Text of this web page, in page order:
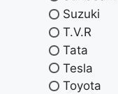
Suzuki
T.V.R
Tata
Tesla
Toyota